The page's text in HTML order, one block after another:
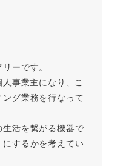
ーです。
事業主になり、こ
グ業務を行なって
活を繋がる機器で
するかを考えてい